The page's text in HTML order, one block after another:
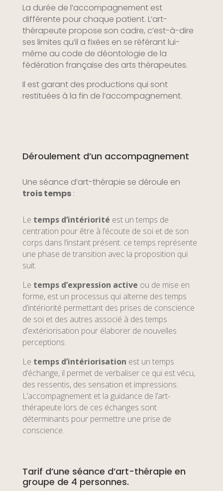
La durée de l’accompagnement est
différente pour chaque patient. L’art-
thérapeute propose son cadre, c’est-à-dire
ses limites qu’il a fixées en se référant lui-
même au code de déontologie de la
fédération française des arts thérapeutes.
Il est garant des productions qui sont
restituées à la fin de l’accompagnement.
Déroulement d’un accompagnement
Une séance d’art-thérapie se déroule en
trois temps:
Le temps d’intériorité est un temps de
centration pour être à l’écoute de soi et de son
corps dans l’instant présent. ce temps représente
une phase de transition avec la proposition qui
suit.
Le temps d’expression active ou de mise en
forme, est un processus qui alterne des temps
d’intériorité permettant des prises de conscience
de soi et des autres associé à des temps
d’extériorisation pour élaborer de nouvelles
perceptions.
Le temps d’intériorisation est un temps
d’échange, il permet de verbaliser ce qui est vécu,
des ressentis, des sensation et impressions.
L’accompagnement et la guidance de l’art-
thérapeute lors de ces échanges sont
déterminants pour permettre une prise de
conscience.
Tarif d’une séance d’art-thérapie en
groupe de 4 personnes.